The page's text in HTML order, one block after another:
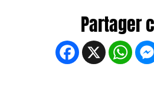
Facebook
X